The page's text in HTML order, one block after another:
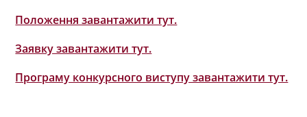
Положення завантажити тут.
Заявку завантажити тут.
Програму конкурсного виступу завантажити тут.